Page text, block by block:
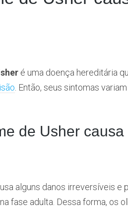
é uma doença hereditária
. Então, seus sintomas
de Usher
alguns danos irreversíveis
fase adulta. Dessa forma, os